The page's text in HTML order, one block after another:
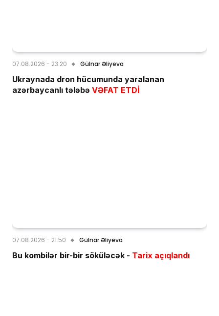
07.08.2026 - 23:20 Gülnar Əliyeva
Ukraynada dron hücumunda yaralanan
azərbaycanlı tələbə VƏFAT ETDİ
07.08.2026 - 21:50 Gülnar Əliyeva
Bu kombilər bir-bir söküləcək - Tarix açıqlandı